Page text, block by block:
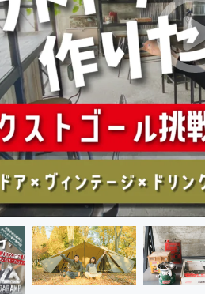
ビジネス・起業
まちづくり・地域活性化